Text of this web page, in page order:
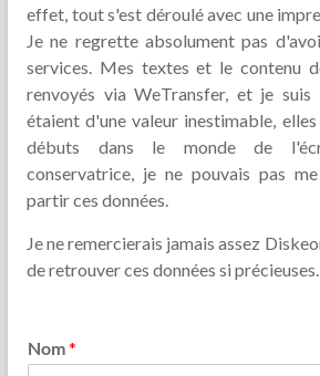
effet, tout s'est déroulé avec une
Je ne regrette absolument pas
services. Mes textes et le contenu
renvoyés via WeTransfer, et je suis
étaient d'une valeur inestimable,
débuts dans le monde de
conservatrice, je ne pouvais pas
partir ces données.
Je ne remercierais jamais assez
de retrouver ces données si précieuses.
Nom*